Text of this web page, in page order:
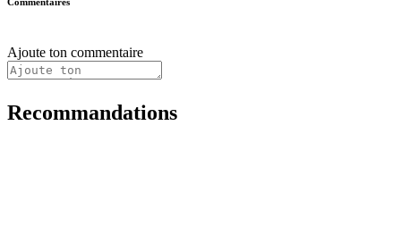
Ajoute ton commentaire
Recommandations